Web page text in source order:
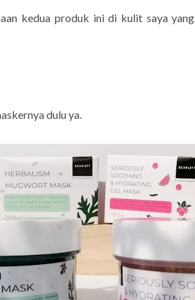
kedua produk ini di kulit saya yang
dulu ya.